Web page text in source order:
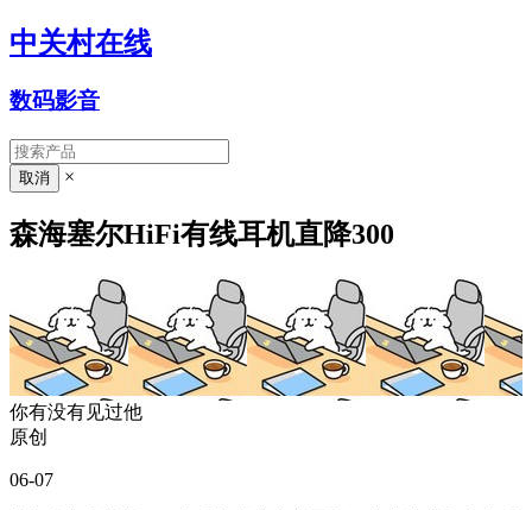
中关村在线
数码影音
×
森海塞尔HiFi有线耳机直降300
你有没有见过他
原创
06-07